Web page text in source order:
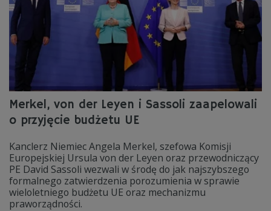
Merkel, von der Leyen i Sassoli zaapelowali
o przyjęcie budżetu UE
Kanclerz Niemiec Angela Merkel, szefowa Komisji
Europejskiej Ursula von der Leyen oraz przewodniczący
PE David Sassoli wezwali w środę do jak najszybszego
formalnego zatwierdzenia porozumienia w sprawie
wieloletniego budżetu UE oraz mechanizmu
praworządności.